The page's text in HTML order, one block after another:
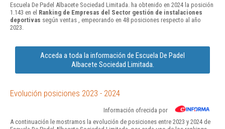
Escuela De Padel Albacete Sociedad Limitada. ha obtenido en 2024 la posición
1.143 en el Ranking de Empresas del Sector gestión de instalaciones
deportivas según ventas , empeorando en 48 posiciones respecto al año
2023.
Acceda a toda la información de Escuela De Padel
Albacete Sociedad Limitada.
Evolución posiciones 2023 - 2024
Información ofrecida por
A continuación le mostramos la evolución de posiciones entre 2023 y 2024 de